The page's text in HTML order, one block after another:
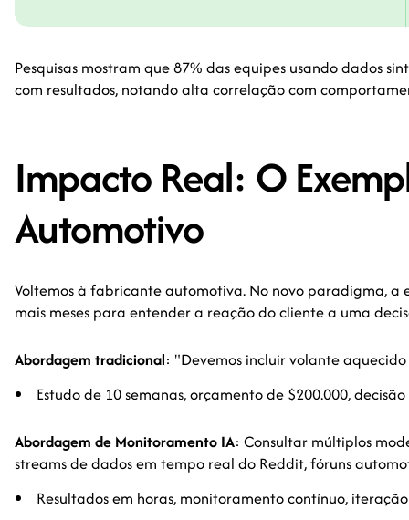
Pesquisas mostram que 87% das equipes usando dados
com resultados, notando alta correlação com
Impacto Real: O
Automotivo
Voltemos à fabricante automotiva. No novo paradigma, a
mais meses para entender a reação do cliente a uma
Abordagem tradicional: "Devemos incluir volante
Estudo de 10 semanas, orçamento de $200.000,
Abordagem de Monitoramento IA: Consultar múltiplos
streams de dados em tempo real do Reddit, fóruns
Resultados em horas, monitoramento contínuo,